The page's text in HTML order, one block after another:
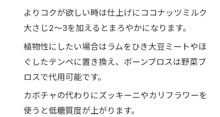
よりコクが欲しい時は仕上げにココナッツミルク
大さじ2〜3を加えるとまろやかになります。
植物性にしたい場合はラムをひき大豆ミートやほ
ぐしたテンペに置き換え、ボーンブロスは野菜ブ
ロスで代用可能です。
カボチャの代わりにズッキーニやカリフラワーを
使うと低糖質度が上がります。